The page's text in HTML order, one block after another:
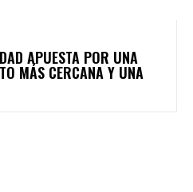
APUESTA POR UNA
MÁS CERCANA Y UNA